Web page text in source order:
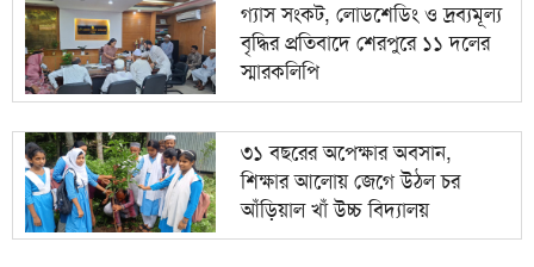
গ্যাস সংকট, লোডশেডিং ও দ্রব্যমূল্য
বৃদ্ধির প্রতিবাদে শেরপুরে ১১ দলের
স্মারকলিপি
৩১ বছরের অপেক্ষার অবসান,
শিক্ষার আলোয় জেগে উঠল চর
আঁড়িয়াল খাঁ উচ্চ বিদ্যালয়